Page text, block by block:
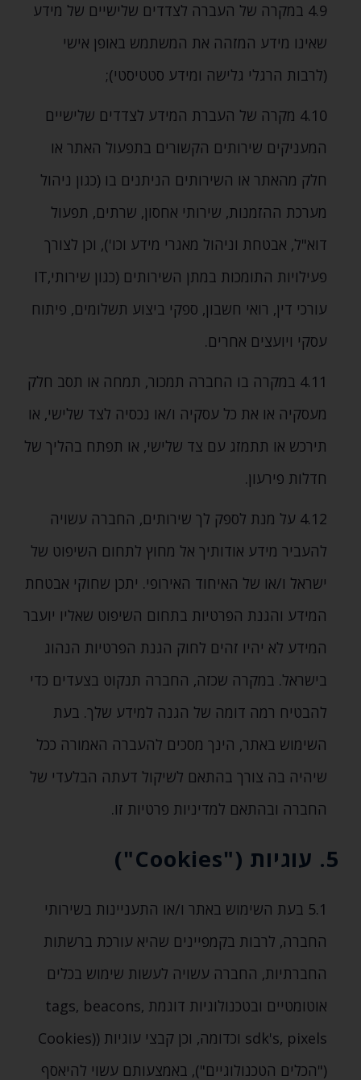
4.9 במקרה של העברה לצדדים שלישיים של מידע
שאינו מידע המזהה את המשתמש באופן אישי
(לרבות הרגלי גלישה ומידע סטטיסטי);
4.10 מקרה של העברת המידע לצדדים שלישיים
המעניקים שירותים הקשורים בתפעול האתר או
חלק מהאתר או השירותים הניתנים בו (כגון ניהול
מערכת ההזמנות‚ שירותי אחסון‚ שרתים‚ תפעול
דוא"ל‚ אבטחת וניהול מאגרי מידע וכו')‚ וכן לצורך
פעילויות התומכות במתן השירותים (כגון שירותי‚IT
עורכי דין‚ רואי חשבון‚ ספקי ביצוע תשלומים‚ פיתוח
עסקי ויועצים אחרים.
4.11 במקרה בו החברה תמכור‚ תמחה או תסב חלק
מעסקיה או את כל עסקיה ו/או נכסיה לצד שלישי‚ או
תירכש או תתמזג עם צד שלישי‚ או תפתח בהליך של
חדלות פירעון.
4.12 על מנת לספק לך שירותים‚ החברה עשויה
להעביר מידע אודותיך אל מחוץ לתחום השיפוט של
ישראל ו/או של האיחוד האירופי. יתכן שחוקי אבטחת
המידע והגנת הפרטיות בתחום השיפוט שאליו יועבר
המידע לא יהיו זהים לחוק הגנת הפרטיות הנהוג
בישראל. במקרה שכזה‚ החברה תנקוט בצעדים כדי
להבטיח רמה דומה של הגנה למידע שלך. בעת
השימוש באתר‚ הינך מסכים להעברה האמורה ככל
שיהיה בה צורך בהתאם לשיקול דעתה הבלעדי של
החברה ובהתאם למדיניות פרטיות זו.
5. עוגיות ("Cookies")
5.1 בעת השימוש באתר ו/או התעניינות בשירותי
החברה‚ לרבות בקמפיינים שהיא עורכת ברשתות
החברתיות‚ החברה עשויה לעשות שימוש בכלים
אוטומטיים ובטכנולוגיות דוגמת tags‚ beacons‚
sdk's‚ pixels וכדומה‚ וכן קבצי עוגיות ((Cookies
("הכלים הטכנולוגיים")‚ באמצעותם עשוי להיאסף